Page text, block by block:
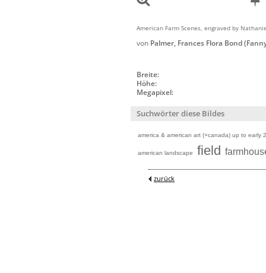
American Farm Scenes, engraved by
von Palmer, Frances Flora Bond
Breite:
Höhe:
Megapixel:
Suchwörter diese Bildes
america & american art (+canada) up to early
american landscape field
zurück